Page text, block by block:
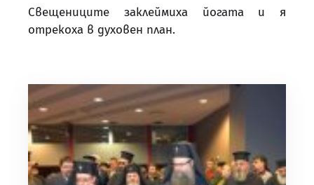
Свещениците заклеймиха йогата и я
отрекоха в духовен план.